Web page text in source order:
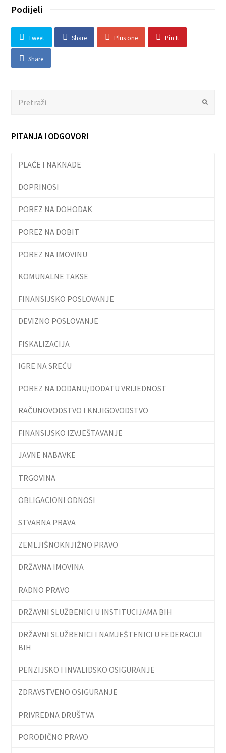
Podijeli
Tweet Share Plus one Pin It
Share
Submit
PITANJA I ODGOVORI
PLAĆE I NAKNADE
DOPRINOSI
POREZ NA DOHODAK
POREZ NA DOBIT
POREZ NA IMOVINU
KOMUNALNE TAKSE
FINANSIJSKO POSLOVANJE
DEVIZNO POSLOVANJE
FISKALIZACIJA
IGRE NA SREĆU
POREZ NA DODANU/DODATU VRIJEDNOST
RAČUNOVODSTVO I KNJIGOVODSTVO
FINANSIJSKO IZVJEŠTAVANJE
JAVNE NABAVKE
TRGOVINA
OBLIGACIONI ODNOSI
STVARNA PRAVA
ZEMLJIŠNOKNJIŽNO PRAVO
DRŽAVNA IMOVINA
RADNO PRAVO
DRŽAVNI SLUŽBENICI U INSTITUCIJAMA BIH
DRŽAVNI SLUŽBENICI I NAMJEŠTENICI U FEDERACIJI
BIH
PENZIJSKO I INVALIDSKO OSIGURANJE
ZDRAVSTVENO OSIGURANJE
PRIVREDNA DRUŠTVA
PORODIČNO PRAVO